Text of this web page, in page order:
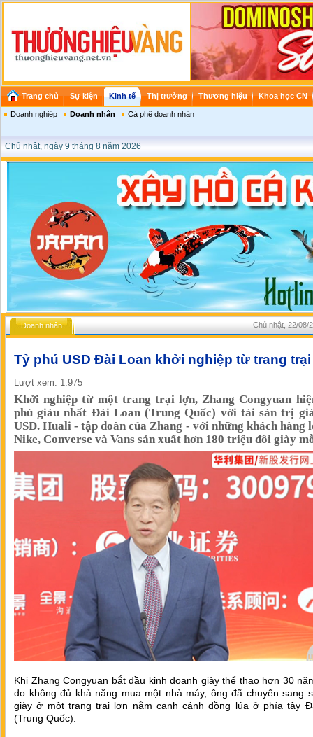
Trang chủ Sự kiện Kinh tế Thị trường Thương hiệu Khoa học CN
Doanh nghiệp Doanh nhân Cà phê doanh nhân
Chủ nhật, ngày 9 tháng 8 năm 2026
Doanh nhân Chủ nhật, 22/08/
Tỷ phú USD Đài Loan khởi nghiệp từ trang
Lượt xem: 1.975
Khởi nghiệp từ một trang trại lợn, Zhang Congyuan
phú giàu nhất Đài Loan (Trung Quốc) với tài sản trị
USD. Huali - tập đoàn của Zhang - với những khách hàng
Nike, Converse và Vans sản xuất hơn 180 triệu đôi giày
Khi Zhang Congyuan‎‎ bắt đầu kinh doanh giày thể thao hơn 30
do không đủ khả năng mua một nhà máy, ông đã chuyển sang
giày ở một trang trại lợn nằm cạnh cánh đồng lúa ở phía tây
(Trung Quốc).